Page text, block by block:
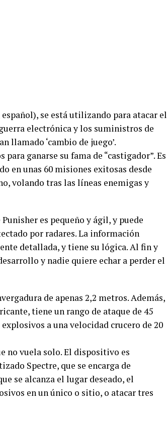
se está utilizando para atacar el
electrónica y los suministros de
llamado ‘cambio de juego’.
ganarse su fama de “castigador”. Es
en unas 60 misiones exitosas desde
volando tras las líneas enemigas y
es pequeño y ágil, y puede
por radares. La información
detallada, y tiene su lógica. Al fin y
y nadie quiere echar a perder el
de apenas 2,2 metros. Además,
tiene un rango de ataque de 45
a una velocidad crucero de 20
no vuela solo. El dispositivo es
Spectre, que se encarga de
se alcanza el lugar deseado, el
en un único o sitio, o atacar tres